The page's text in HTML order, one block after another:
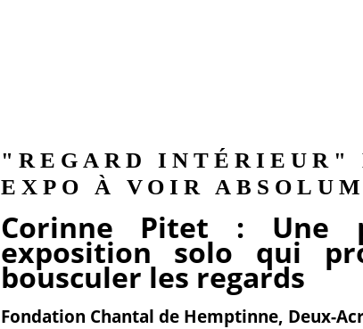
"REGARD INTÉRIEUR"
EXPO À VOIR
Corinne Pitet : Une
exposition solo qui
bousculer les regards
Fondation Chantal de Hemptinne, Deux-